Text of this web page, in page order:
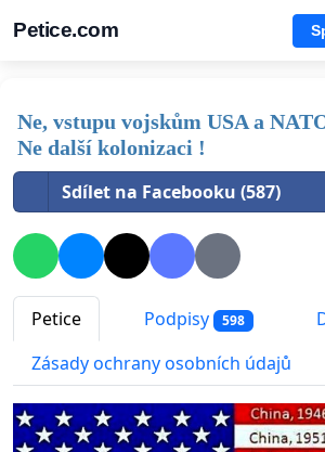
Petice.com
Ne, vstupu vojskům USA a
Ne další kolonizaci !
Sdílet na Facebooku (587)
Petice Podpisy 598
Zásady ochrany osobních údajů